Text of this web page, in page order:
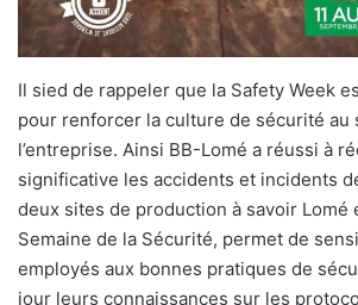
Il sied de rappeler que la Safety Week
pour renforcer la culture de sécurité au
l’entreprise. Ainsi BB-Lomé a réussi à
significative les accidents et incidents
deux sites de production à savoir Lomé
Semaine de la Sécurité, permet de
employés aux bonnes pratiques de
jour leurs connaissances sur les